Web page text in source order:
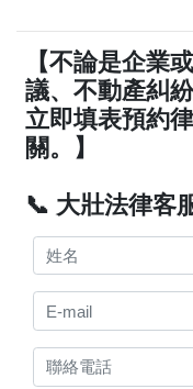
【不論是企業
議、不動產糾
立即填表預約
關。】
📞 大壯法律客